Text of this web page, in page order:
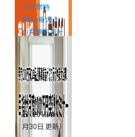
う！「常時
SSL」最大３
カ月無料キャ
ンペーン
2018年8月29
日（2019年1
月30日 更新）